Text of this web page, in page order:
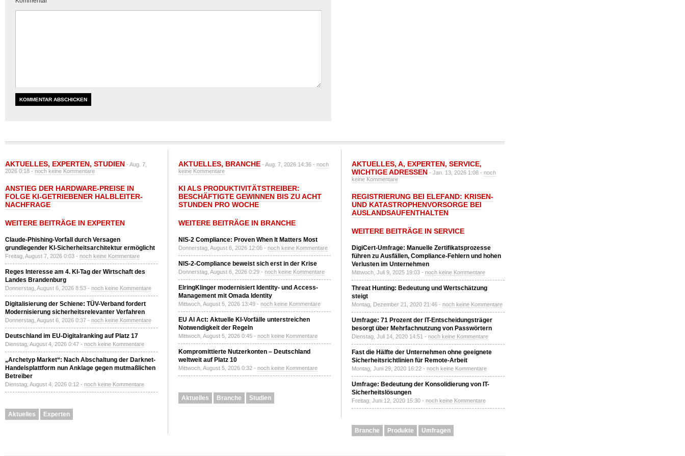
AKTUELLES, EXPERTEN, STUDIEN - Aug. 7,
2026 0:18 -noch keine Kommentare
ANSTIEG DER HARDWARE-PREISE IN
FOLGE KI-GETRIEBENER HALBLEITER-
NACHFRAGE
WEITERE BEITRÄGE IN EXPERTEN
Claude-Phishing-Vorfall durch Versagen
grundlegender KI-Sicherheitsarchitektur ermöglicht
Freitag, August 7, 2026 0:03 - noch keine Kommentare
Reges Interesse am 4. KI-Tag der Wirtschaft des
Landes Brandenburg
Donnerstag, August 6, 2026 8:53 - noch keine Kommentare
Digitalisierung der Schiene: TÜV-Verband fordert
Modernisierung sicherheitsrelevanter Verfahren
Donnerstag, August 6, 2026 0:37 - noch keine Kommentare
Deutschland im EU-Digitalranking auf Platz 17
Dienstag, August 4, 2026 0:47 - noch keine Kommentare
„Archetyp Market“: Nach Abschaltung der Darknet-
Handelsplattform nun Anklage gegen mutmaßlichen
Betreiber
Dienstag, August 4, 2026 0:12 - noch keine Kommentare
Aktuelles Experten
AKTUELLES, BRANCHE - Aug. 7, 2026 14:36 - noch
keine Kommentare
KI ALS PRODUKTIVITÄTSTREIBER:
BESCHÄFTIGTE GEWINNEN BIS ZU ACHT
STUNDEN PRO WOCHE
WEITERE BEITRÄGE IN BRANCHE
NIS-2 Compliance: Proven When It Matters Most
Donnerstag, August 6, 2026 12:06 - noch keine Kommentare
NIS-2-Compliance beweist sich erst in der Krise
Donnerstag, August 6, 2026 0:29 - noch keine Kommentare
ElringKlinger modernisiert Identity- und Access-
Management mit Omada Identity
Mittwoch, August 5, 2026 13:49 - noch keine Kommentare
EU AI Act: Aktuelle KI-Vorfälle unterstreichen
Notwendigkeit der Regeln
Mittwoch, August 5, 2026 0:45 - noch keine Kommentare
Kompromittierte Nutzerkonten – Deutschland
weltweit auf Platz 10
Mittwoch, August 5, 2026 0:32 - noch keine Kommentare
Aktuelles Branche Studien
AKTUELLES, A, EXPERTEN, SERVICE,
WICHTIGE ADRESSEN - Jan. 13, 2026 1:08 - noch
keine Kommentare
REGISTRIERUNG BEI ELEFAND: KRISEN-
UND KATASTROPHENVORSORGE BEI
AUSLANDSAUFENTHALTEN
WEITERE BEITRÄGE IN SERVICE
DigiCert-Umfrage: Manuelle Zertifikatsprozesse
führen zu Ausfällen, Compliance-Fehlern und hohen
Verlusten im Unternehmen
Mittwoch, Juli 9, 2025 19:03 - noch keine Kommentare
Threat Hunting: Bedeutung und Wertschätzung
steigt
Montag, Dezember 21, 2020 21:46 - noch keine Kommentare
Umfrage: 71 Prozent der IT-Entscheidungsträger
besorgt über Mehrfachnutzung von Passwörtern
Dienstag, Juli 14, 2020 14:51 - noch keine Kommentare
Fast die Hälfte der Unternehmen ohne geeignete
Sicherheitsrichtlinien für Remote-Arbeit
Montag, Juni 29, 2020 16:22 - noch keine Kommentare
Umfrage: Bedeutung der Konsolidierung von IT-
Sicherheitslösungen
Freitag, Juni 12, 2020 15:30 - noch keine Kommentare
Branche Produkte Umfragen